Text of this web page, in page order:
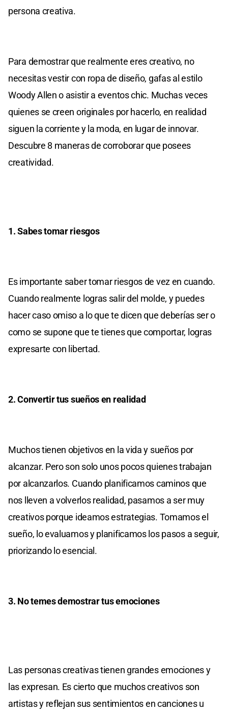
persona creativa.
Para demostrar que realmente eres creativo, no
necesitas vestir con ropa de diseño, gafas al estilo
Woody Allen o asistir a eventos chic. Muchas veces
quienes se creen originales por hacerlo, en realidad
siguen la corriente y la moda, en lugar de innovar.
Descubre 8 maneras de corroborar que posees
creatividad.
1. Sabes tomar riesgos
Es importante saber tomar riesgos de vez en cuando.
Cuando realmente logras salir del molde, y puedes
hacer caso omiso a lo que te dicen que deberías ser o
como se supone que te tienes que comportar, logras
expresarte con libertad.
2. Convertir tus sueños en realidad
Muchos tienen objetivos en la vida y sueños por
alcanzar. Pero son solo unos pocos quienes trabajan
por alcanzarlos. Cuando planificamos caminos que
nos lleven a volverlos realidad, pasamos a ser muy
creativos porque ideamos estrategias. Tomamos el
sueño, lo evaluamos y planificamos los pasos a seguir,
priorizando lo esencial.
3. No temes demostrar tus emociones
Las personas creativas tienen grandes emociones y
las expresan. Es cierto que muchos creativos son
artistas y reflejan sus sentimientos en canciones u